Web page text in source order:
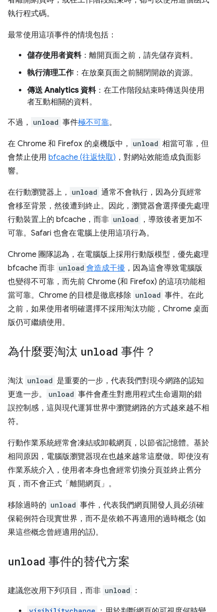
執行程式碼。
最常使用這項事件的情境包括：
儲存使用者資料：離開頁面之前，請先儲存資料。
執行清理工作：在放棄頁面之前關閉開啟的資源。
傳送 Analytics 資料：在工作階段結束時傳送與使用
者互動相關的資料。
不過， unload 事件極不可靠。
在 Chrome 和 Firefox 的桌機版中， unload 相當可靠，但
會禁止使用 bfcache (往返快取) ，對網站效能造成負面影
響。
在行動瀏覽器上， unload 通常不會執行，因為分頁經常
會移至背景，然後遭到終止。因此，瀏覽器會選擇優先處理
行動裝置上的 bfcache，而非 unload
，導致後者更加不
可靠。Safari 也會在電腦上使用這項行為。
Chrome 團隊認為，在電腦版上採用行動版模型，優先處理
bfcache 而非 unload 會造成干擾 ，因為這會導致電腦版
也變得不可靠，而先前 Chrome (和 Firefox) 的這項功能相
當可靠。Chrome 的目標是徹底移除 unload 事件。在此
之前，如果使用者明確選擇不採用淘汰功能，Chrome 桌面
版仍可繼續使用。
為什麼要淘汰 unload 事件？
淘汰 unload 是重要的一步，代表我們對現今網路的認知
更進一步。
unload 事件會產生對應用程式生命週期的錯
誤控制感，這與現代運算世界中瀏覽網路的方式越來越不相
符。
行動作業系統經常會凍結或卸載網頁，以節省記憶體。基於
相同原因，電腦版瀏覽器現在也越來越常這麼做。即使沒有
作業系統介入，使用者本身也會經常切換分頁並終止舊分
頁，而不會正式「離開網頁」。
移除過時的 unload 事件，代表我們網頁開發人員必須確
保範例符合現實世界，而不是依賴不再適用的過時概念 (如
果這些概念曾經適用的話)。
unload 事件的替代方案
建議您改用下列項目，而非 unload ：